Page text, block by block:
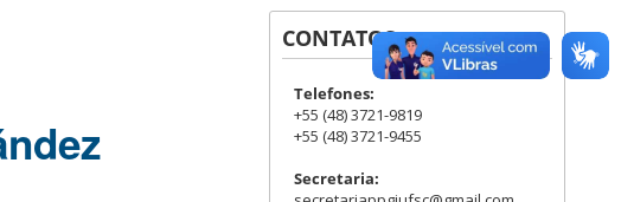
CONTATOS
Telefones:
+55 (48) 3721-9819
+55 (48) 3721-9455
Secretaria: